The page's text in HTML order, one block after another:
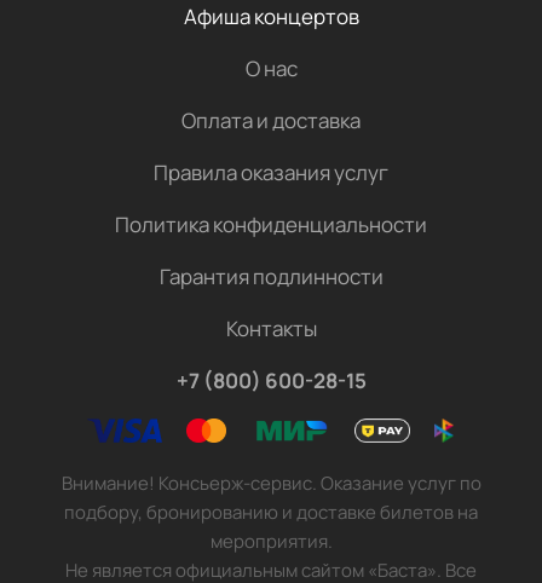
Афиша концертов
О нас
Оплата и доставка
Правила оказания услуг
Политика конфиденциальности
Гарантия подлинности
Контакты
+7 (800) 600-28-15
Внимание! Консьерж-сервис. Оказание услуг по
подбору, бронированию и доставке билетов на
мероприятия.
Не является официальным сайтом «Баста». Все